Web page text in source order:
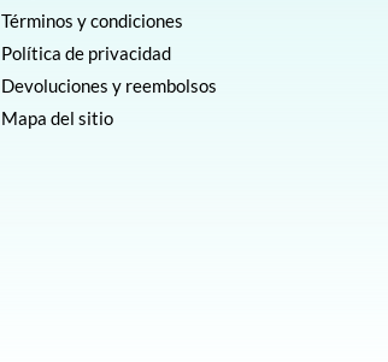
Términos y condiciones
Política de privacidad
Devoluciones y reembolsos
Mapa del sitio